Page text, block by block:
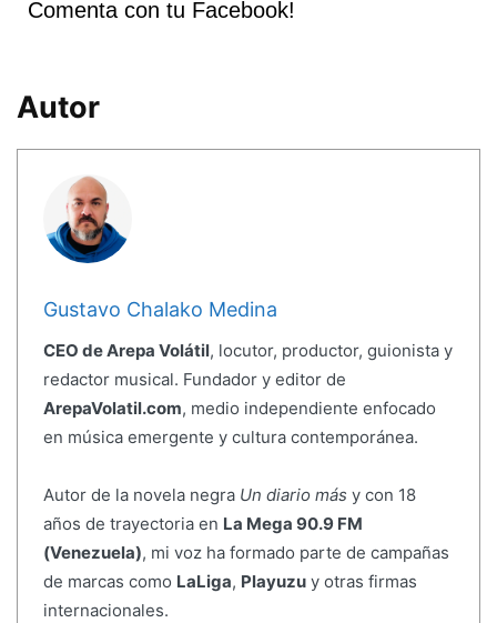
Comenta con tu Facebook!
Autor
Gustavo Chalako Medina
CEO de Arepa Volátil, locutor, productor, guionista y
redactor musical. Fundador y editor de
ArepaVolatil.com, medio independiente enfocado
en música emergente y cultura contemporánea.
Autor de la novela negra Un diario más y con 18
años de trayectoria en La Mega 90.9 FM
(Venezuela), mi voz ha formado parte de campañas
de marcas como LaLiga, Playuzuy otras firmas
internacionales.